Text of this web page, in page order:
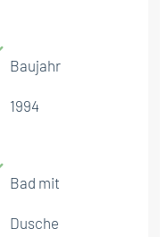
Baujahr
1994
Bad mit
Dusche